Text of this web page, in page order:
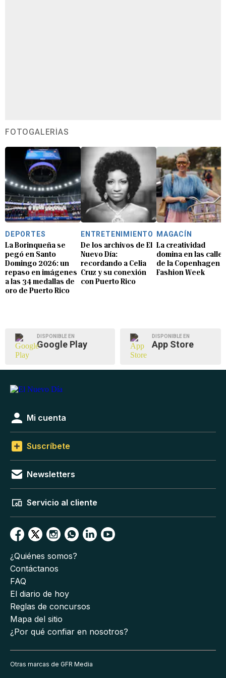
FOTOGALERÍAS
DEPORTES
La Borinqueña se
pegó en Santo
Domingo 2026: un
repaso en imágenes
a las 34 medallas de
oro de Puerto Rico
ENTRETENIMIENTO
De los archivos de El
Nuevo Día:
recordando a Celia
Cruz y su conexión
con Puerto Rico
MAGACÍN
La creatividad
domina en las calles
de la Copenhagen
Fashion Week
DISPONIBLE EN
Google Play
DISPONIBLE EN
App Store
Mi cuenta
Suscríbete
Newsletters
Servicio al cliente
¿Quiénes somos?
Contáctanos
FAQ
El diario de hoy
Reglas de concursos
Mapa del sitio
¿Por qué confiar en nosotros?
Otras marcas de GFR Media